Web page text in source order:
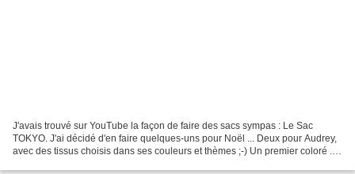
J'avais trouvé sur YouTube la façon de faire des sacs sympas : Le Sac
TOKYO. J'ai décidé d'en faire quelques-uns pour Noël ... Deux pour Audrey,
avec des tissus choisis dans ses couleurs et thèmes ;-) Un premier coloré ....